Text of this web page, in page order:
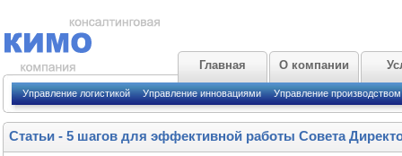
Главная О компании
Управление логистикой Управление инновациями Управление производством
Статьи- 5 шагов для эффективной работы Совета